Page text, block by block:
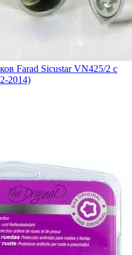
Farad Sicustar VN425/2 с
2014)